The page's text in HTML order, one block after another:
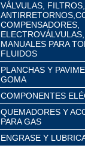
VÁLVULAS, FILTROS,
COMPENSADORES,
MANUALES PARA
FLUIDOS
PLANCHAS Y
GOMA
COMPONENTES
QUEMADORES Y
PARA GAS
ENGRASE Y